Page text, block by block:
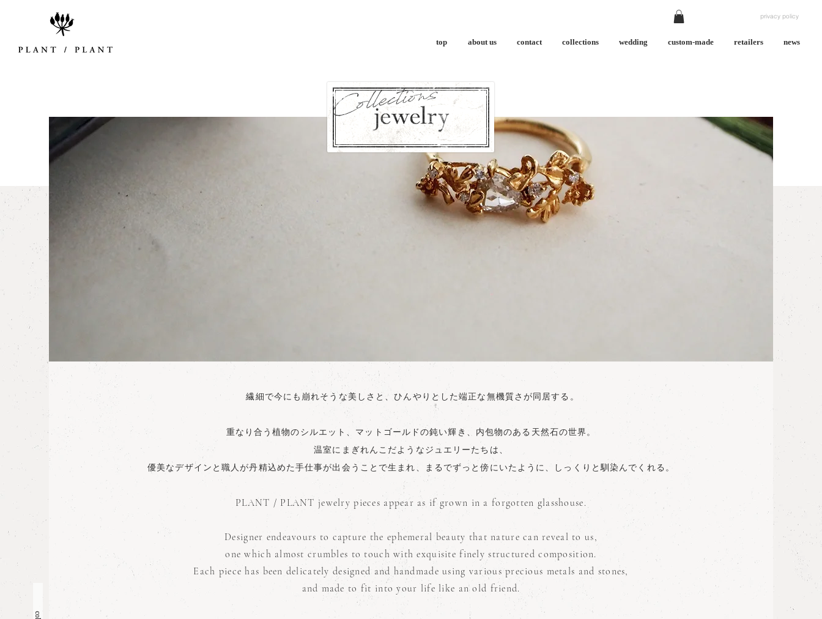
privacy policy
top about us contact collections wedding custom-made retailers news
繊細で今にも崩れそうな美しさと、ひんやりとした端正な無機質さが同居する。
重なり合う植物のシルエット、マットゴールドの鈍い輝き、内包物のある天然石の世界。
温室にまぎれんこだようなジュエリーたちは、
優美なデザインと職人が丹精込めた手仕事が出会うことで生まれ、まるでずっと傍にいたように、しっくりと馴染んでくれる。
PLANT / PLANT jewelry pieces appear as if grown in a forgotten glasshouse.
Designer endeavours to capture the ephemeral beauty that nature can reveal to us,
one which almost crumbles to touch with exquisite finely structured composition.
Each piece has been delicately designed and handmade using various precious metals and stones,
and made to fit into your life like an old friend.